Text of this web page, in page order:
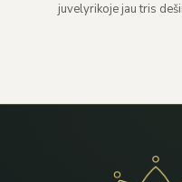
juvelyrikoje jau tris